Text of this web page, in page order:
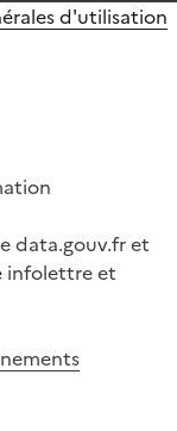
d'utilisation
data.gouv.fr et
infolettre et